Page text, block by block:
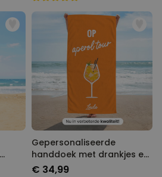
Gepersonaliseerde
handdoek met drankjes en
tekst
€ 34,99